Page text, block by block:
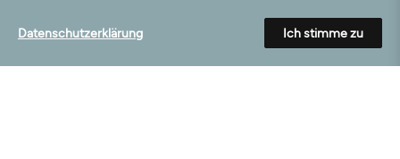
Datenschutzerklärung Ich stimme zu